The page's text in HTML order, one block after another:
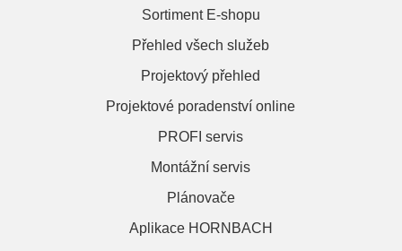
Sortiment E-shopu
Přehled všech služeb
Projektový přehled
Projektové poradenství online
PROFI servis
Montážní servis
Plánovače
Aplikace HORNBACH